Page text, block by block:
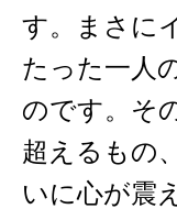
す。まさに
たった一人
のです。そ
超えるもの
いに心が震